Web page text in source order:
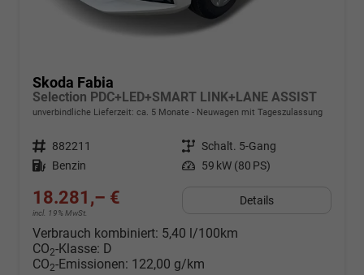
Skoda Fabia
Selection PDC+LED+SMART LINK+LANE ASSIST
unverbindliche Lieferzeit: ca. 5 Monate Neuwagen mit Tageszulassung
Fahrzeugnr. 882211 Getriebe Schalt. 5-Gang
Kraftstoff Benzin Leistung 59 kW (80 PS)
18.281,– €
incl. 19% MwSt.
Details
Verbrauch kombiniert: 5,40 l/100km
CO2-Klasse: D
CO2-Emissionen: 122,00 g/km